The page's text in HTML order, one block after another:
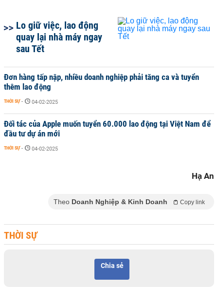
Lo giữ việc, lao động
quay lại nhà máy ngay
sau Tết
Đơn hàng tấp nập, nhiều doanh nghiệp phải tăng ca và tuyển
thêm lao động
THỜI SỰ - 04-02-2025
Đối tác của Apple muốn tuyển 60.000 lao động tại Việt Nam để
đầu tư dự án mới
THỜI SỰ - 04-02-2025
Hạ An
Theo Doanh Nghiệp & Kinh Doanh Copy link
THỜI SỰ
Chia sẻ